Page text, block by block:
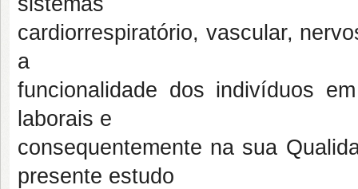
cardiorrespiratório, vascular,
a
funcionalidade dos indivíduos
laborais e
consequentemente na sua
presente estudo